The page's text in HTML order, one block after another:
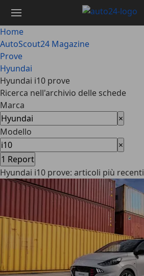
contenuto
principale
Home
AutoScout24 Magazine
Prove
Hyundai
Hyundai i10 prove
Ricerca nell'archivio delle schede
Marca
×
Modello
×
1 Report
Hyundai i10 prove: articoli più recenti